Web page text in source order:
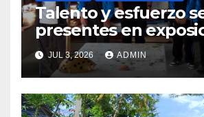
Talento y esfuerzo
presentes en
arte escolar del
JUL 3, 2026 ADMIN